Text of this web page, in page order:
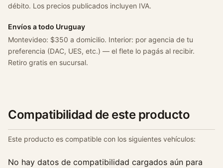
débito. Los precios publicados incluyen IVA.
Envíos a todo Uruguay
Montevideo: $350 a domicilio. Interior: por agencia de tu
preferencia (DAC, UES, etc.) — el flete lo pagás al recibir.
Retiro gratis en sucursal.
Compatibilidad de este producto
Este producto es compatible con los siguientes vehículos:
No hay datos de compatibilidad cargados aún para